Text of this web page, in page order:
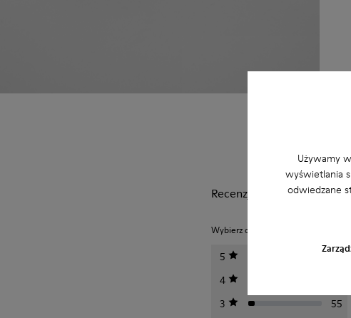
Używamy
wyświetlania
odwiedzane
Recenzje Peu
Wybierz ocenę poniżej, aby
5
397
4
3
55